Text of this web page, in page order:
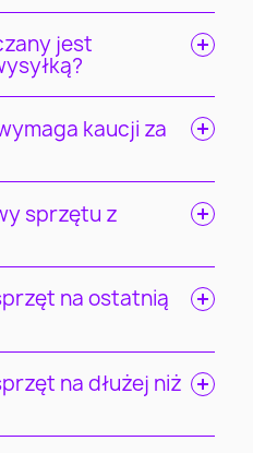
jest
kaucji za
sprzętu z
na ostatnią
na dłużej niż